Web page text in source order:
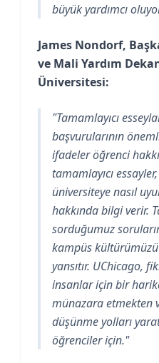
büyük yardımcı
James Nondorf,
ve Mali Yardım
Üniversitesi:
"Tamamlayıcı
başvurularının
ifadeler öğrenci
tamamlayıcı
üniversiteye nasıl
hakkında bilgi verir.
sorduğumuz
kampüs kültürümüzü
yansıtır. UChicago,
insanlar için bir
münazara etmekten
düşünme yolları
öğrenciler için."